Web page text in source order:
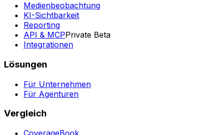
Medienbeobachtung
KI-Sichtbarkeit
Reporting
API & MCPPrivate Beta
Integrationen
Lösungen
Für Unternehmen
Für Agenturen
Vergleich
CoverageBook